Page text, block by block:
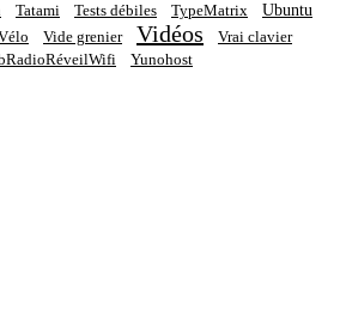
Tatami Tests débiles TypeMatrix Ubuntu
Vide grenier Vidéos
Vrai clavier
Yunohost